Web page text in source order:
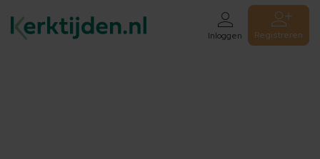
Inloggen Registreren